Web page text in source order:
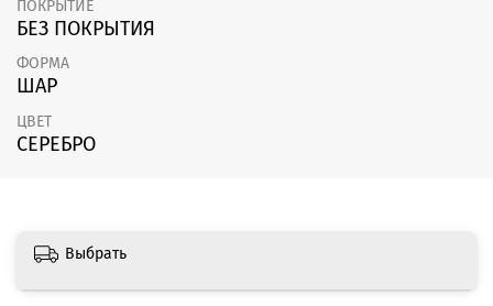
ПОКРЫТИЕ
БЕЗ ПОКРЫТИЯ
ФОРМА
ШАР
ЦВЕТ
СЕРЕБРО
Выбрать